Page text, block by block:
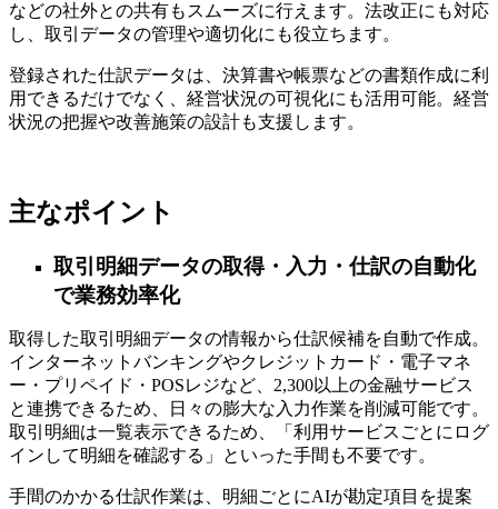
などの社外との共有もスムーズに行えます。法改正にも対応
し、取引データの管理や適切化にも役立ちます。
登録された仕訳データは、決算書や帳票などの書類作成に利
用できるだけでなく、経営状況の可視化にも活用可能。経営
状況の把握や改善施策の設計も支援します。
主なポイント
取引明細データの取得・入力・仕訳の自動化
で業務効率化
取得した取引明細データの情報から仕訳候補を自動で作成。
インターネットバンキングやクレジットカード・電子マネ
ー・プリペイド・POSレジなど、2,300以上の金融サービス
と連携できるため、日々の膨大な入力作業を削減可能です。
取引明細は一覧表示できるため、「利用サービスごとにログ
インして明細を確認する」といった手間も不要です。
手間のかかる仕訳作業は、明細ごとにAIが勘定項目を提案